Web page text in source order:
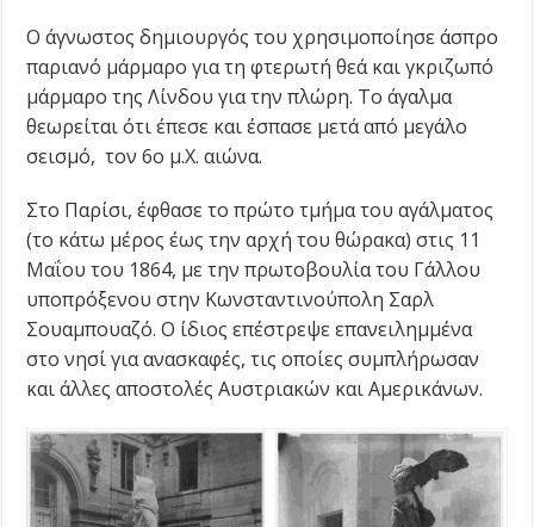
Ο άγνωστος δημιουργός του χρησιμοποίησε άσπρο
παριανό μάρμαρο για τη φτερωτή θεά και γκριζωπό
μάρμαρο της Λίνδου για την πλώρη. Το άγαλμα
θεωρείται ότι έπεσε και έσπασε μετά από μεγάλο
σεισμό, τον 6ο μ.Χ. αιώνα.
Στο Παρίσι, έφθασε το πρώτο τμήμα του αγάλματος
(το κάτω μέρος έως την αρχή του θώρακα) στις 11
Μαΐου του 1864, με την πρωτοβουλία του Γάλλου
υποπρόξενου στην Κωνσταντινούπολη Σαρλ
Σουαμπουαζό. Ο ίδιος επέστρεψε επανειλημμένα
στο νησί για ανασκαφές, τις οποίες συμπλήρωσαν
και άλλες αποστολές Αυστριακών και Αμερικάνων.